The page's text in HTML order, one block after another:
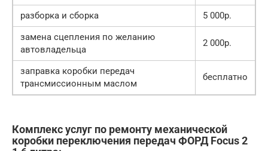
разборка и сборка
5 000р.
замена сцепления по желанию
автовладельца
2 000р.
заправка коробки передач
трансмиссионным маслом
бесплатно
Комплекс услуг по ремонту механической
коробки переключения передач ФОРД Focus 2